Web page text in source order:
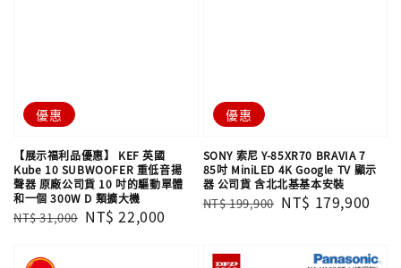
優惠
【展示福利品優惠】 KEF 英國
Kube 10 SUBWOOFER 重低音揚
聲器 原廠公司貨 10 吋的驅動單體
和一個 300W D 類擴大機
Regular
NT$ 31,000 Sale
NT$ 22,000
優惠
SONY 索尼 Y-85XR70 BRAVIA 7
85吋 MiniLED 4K Google TV 顯示
器 公司貨 含北北基基本安裝
Regular
NT$ 199,900 Sale
NT$ 179,900